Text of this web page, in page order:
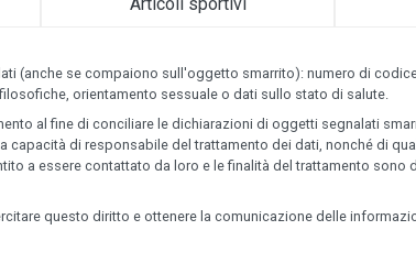
(anche se compaiono sull'oggetto smarrito): numero di
orientamento sessuale o dati sullo stato di salute.
al fine di conciliare le dichiarazioni di oggetti segnalati
di responsabile del trattamento dei dati, nonché di
a essere contattato da loro e le finalità del trattamento sono
questo diritto e ottenere la comunicazione delle